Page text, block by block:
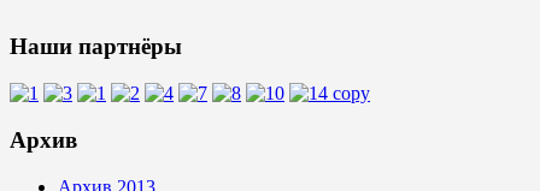
Наши партнёры
Архив
Архив 2013